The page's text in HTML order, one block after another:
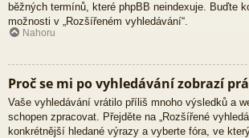
běžných termínů, které phpBB neindexuje. Buďte
možnosti v „Rozšířeném vyhledávání“.
Nahoru
Proč se mi po vyhledávání zobrazí
Vaše vyhledávání vrátilo příliš mnoho výsledků a
schopen zpracovat. Přejděte na „Rozšířené
konkrétnější hledané výrazy a vyberte fóra, ve